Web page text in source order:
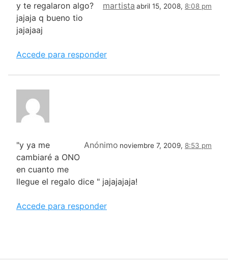
martista abril 15, 2008, 8:08 pm
y te regalaron algo?
jajaja q bueno tio
jajajaaj
Accede para responder
Anónimo noviembre 7, 2009, 8:53 pm
"y ya me
cambiaré a ONO
en cuanto me
llegue el regalo dice " jajajajaja!
Accede para responder